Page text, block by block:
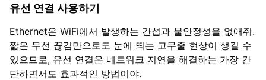
유선 연결 사용하기
Ethernet은 WiFi에서 발생하는 간섭과 불안정성을 없애줘.
짧은 무선 끊김만으로도 눈에 띄는 고무줄 현상이 생길 수
있으므로, 유선 연결은 네트워크 지연을 해결하는 가장 간
단하면서도 효과적인 방법이야.